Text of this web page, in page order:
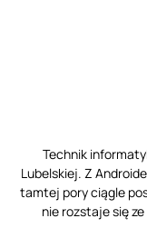
Technik
Lubelskiej. Z
tamtej pory ciągle
nie rozstaje się